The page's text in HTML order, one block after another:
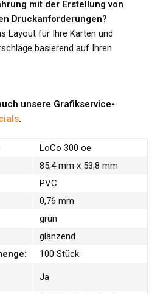
mit der Erstellung von
Druckanforderungen?
Layout für Ihre Karten und
basierend auf Ihren
unsere Grafikservice-
.
LoCo 300 oe
85,4 mm x 53,8 mm
PVC
0,76 mm
grün
glänzend
100 Stück
Ja